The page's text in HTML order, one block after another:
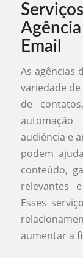
Email
As agências
variedade
de
audiência e
podem
conteúdo,
relevantes
Esses
aumentar a